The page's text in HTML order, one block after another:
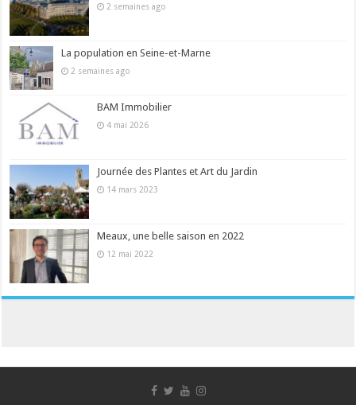
2 semaines ago
La population en Seine-et-Marne
2 semaines ago
BAM Immobilier
4 mai 2026
Journée des Plantes et Art du Jardin
14 mars 2023
Meaux, une belle saison en 2022
12 mai 2022